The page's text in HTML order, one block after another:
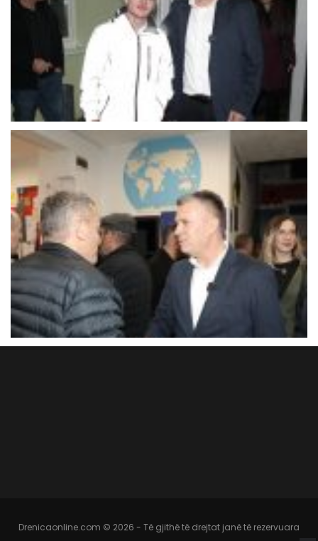
Drenicaonline.com © 2026 - Të gjithë të drejtat janë të rezervuara